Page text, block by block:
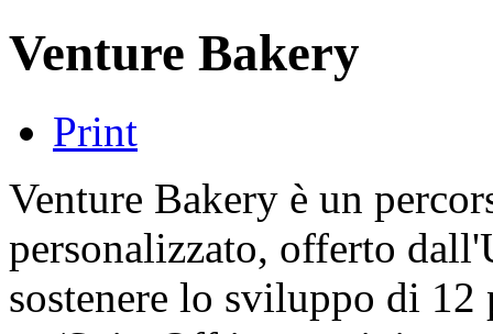
Venture Bakery
Print
Venture Bakery è un
personalizzato, offerto
sostenere lo sviluppo di